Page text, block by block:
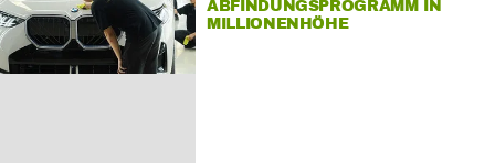
ABFINDUNGSPROGRAMM IN
MILLIONENHÖHE